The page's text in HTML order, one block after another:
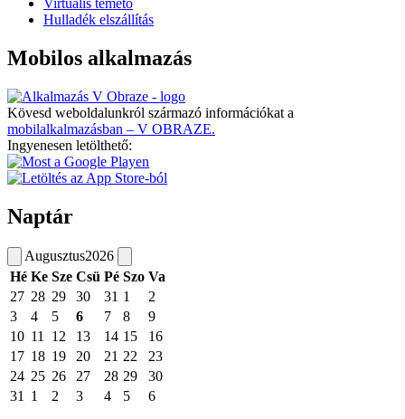
Virtuális temető
Hulladék elszállítás
Mobilos alkalmazás
Kövesd weboldalunkról származó információkat a
mobilalkalmazásban – V OBRAZE.
Ingyenesen letölthető:
Naptár
Augusztus2026
Hé Ke Sze Csü Pé Szo Va
27 28 29 30 31 1
2
3
4 5 6 7 8
9
10 11 12 13 14 15
16
17 18 19 20 21 22
23
24 25 26 27 28 29
30
31
1 2 3 4 5 6